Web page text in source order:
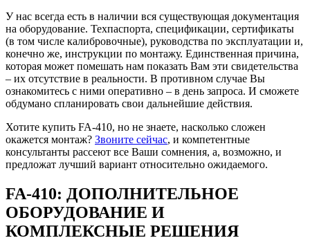
У нас всегда есть в наличии вся существующая документация
на оборудование. Техпаспорта, спецификации, сертификаты
(в том числе калибровочные), руководства по эксплуатации и,
конечно же, инструкции по монтажу. Единственная причина,
которая может помешать нам показать Вам эти свидетельства
– их отсутствие в реальности. В противном случае Вы
ознакомитесь с ними оперативно – в день запроса. И сможете
обдумано спланировать свои дальнейшие действия.
Хотите купить FA-410, но не знаете, насколько сложен
окажется монтаж? Звоните сейчас, и компетентные
консультанты рассеют все Ваши сомнения, а, возможно, и
предложат лучший вариант относительно ожидаемого.
FA-410: ДОПОЛНИТЕЛЬНОЕ
ОБОРУДОВАНИЕ И
КОМПЛЕКСНЫЕ РЕШЕНИЯ